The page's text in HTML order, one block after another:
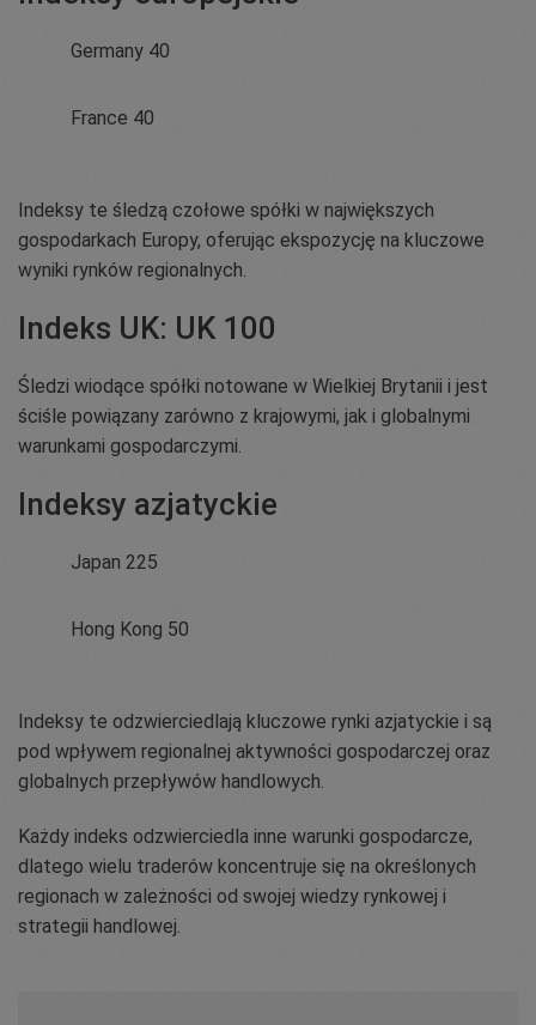
Germany 40
France 40
Indeksy te śledzą czołowe spółki w największych
gospodarkach Europy, oferując ekspozycję na kluczowe
wyniki rynków regionalnych.
Indeks UK: UK 100
Śledzi wiodące spółki notowane w Wielkiej Brytanii i jest
ściśle powiązany zarówno z krajowymi, jak i globalnymi
warunkami gospodarczymi.
Indeksy azjatyckie
Japan 225
Hong Kong 50
Indeksy te odzwierciedlają kluczowe rynki azjatyckie i są
pod wpływem regionalnej aktywności gospodarczej oraz
globalnych przepływów handlowych.
Każdy indeks odzwierciedla inne warunki gospodarcze,
dlatego wielu traderów koncentruje się na określonych
regionach w zależności od swojej wiedzy rynkowej i
strategii handlowej.